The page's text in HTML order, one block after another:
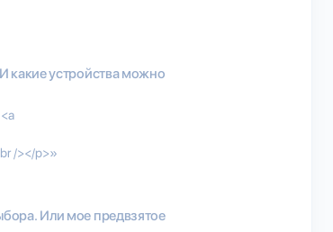
какие устройства можно
/></p>»
Или мое предвзятое